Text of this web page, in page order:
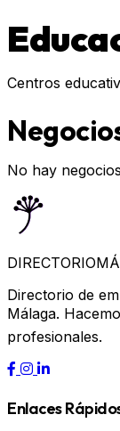
Centros
No hay
DIRECTORIO
Directorio de
Málaga.
profesionales.
Enlaces